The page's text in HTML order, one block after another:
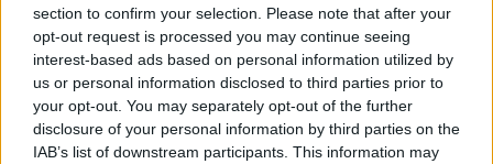
section to confirm your selection. Please note that after your
opt-out request is processed you may continue seeing
interest-based ads based on personal information utilized by
us or personal information disclosed to third parties prior to
your opt-out. You may separately opt-out of the further
disclosure of your personal information by third parties on the
IAB’s list of downstream participants. This information may
ΠΕΡΙΣΣΌΤΕΡΑ ΣΕ ΑΥΤΉ ΤΗΝ ΚΑΤΗΓΟΡΊΑ